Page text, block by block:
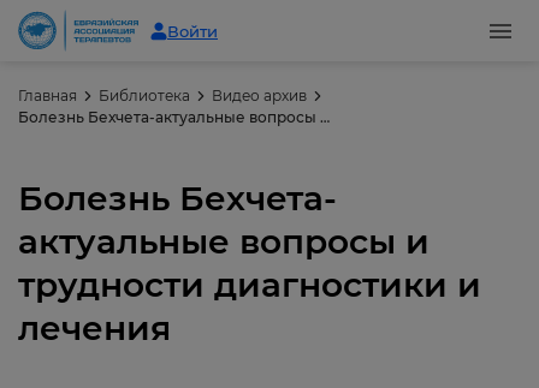
Войти
Главная Библиотека
Видео архив
Болезнь Бехчета-актуальные вопросы и трудности диагностики и лечения
Болезнь Бехчета-
актуальные вопросы и
трудности диагностики и
лечения